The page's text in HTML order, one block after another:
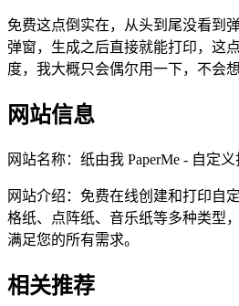
免费这点倒实在，从头到尾没看到
弹窗，生成之后直接就能打印，这
度，我大概只会偶尔用一下，不会
网站信息
网站名称： 纸由我 PaperMe - 自定
网站介绍： 免费在线创建和打印自
格纸、点阵纸、音乐纸等多种类型
满足您的所有需求。
相关推荐